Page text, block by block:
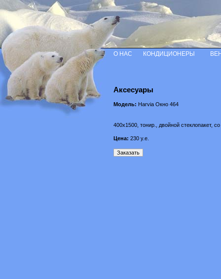
Аксесуары
Модель: Harvia Окно 464
400х1500, тонир., двойной стеклопакет,
Цена: 230 у.е.
О НАС КОНДИЦИОНЕРЫ